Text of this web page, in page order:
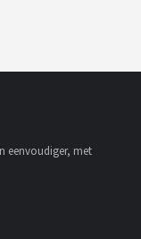
eenvoudiger, met